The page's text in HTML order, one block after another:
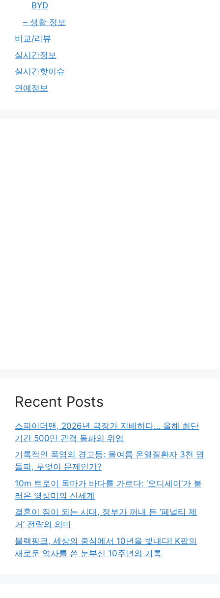
BYD
– 생활 정보
비교/리뷰
실시간정보
실시간핫이슈
연예정보
Recent Posts
스파이더맨, 2026년 극장가 지배하다… 올해 최단
기간 500만 관객 돌파의 위엄
기록적인 폭염의 경고등: 올여름 온열질환자 3천 명
돌파, 무엇이 문제인가?
10m 트로이 목마가 바다를 가르다: ‘오디세이’가 불
러온 영상미의 신세계
결혼이 짐이 되는 시대, 정부가 꺼내 든 ‘페널티 제
거’ 전략의 의미
블랙핑크, 세상의 중심에서 10년을 빛내다! K팝의
새로운 역사를 쓴 눈부신 10주년의 기록